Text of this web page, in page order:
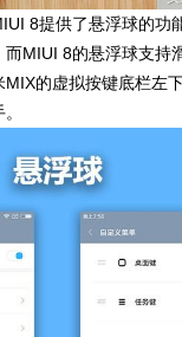
8提供了悬浮球的功
MIUI 8的悬浮球支持
的虚拟按键底栏左